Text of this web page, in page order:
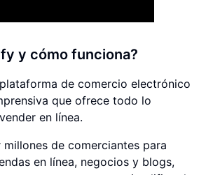
y cómo funciona?
de comercio electrónico
que ofrece todo lo
en línea.
de comerciantes para
en línea, negocios y blogs,